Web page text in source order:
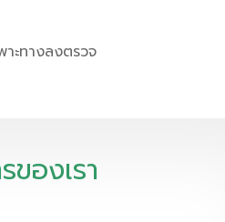
าะทางลงตรวจ
ของเรา